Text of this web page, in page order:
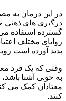
در این درمان به
درگیری های ذهنی
زوایای مختلف
پدید آورده است
وقتی که یک فرد
به خوبی آشنا
معتادان کمک می
کنند.